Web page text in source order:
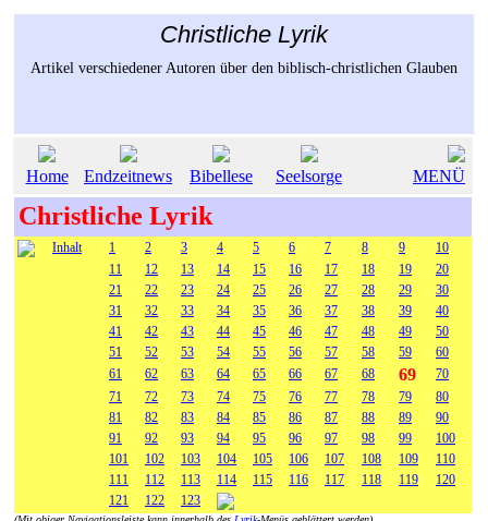
Christliche Lyrik
Artikel verschiedener Autoren über den biblisch-christlichen Glauben
Home Endzeitnews Bibellese Seelsorge MENÜ
Christliche Lyrik
Inhalt 1 2 3 4 5 6 7 8 9
10
11
12 13 14 15 16 17 18 19
20
21
22 23 24 25 26 27 28 29
30
31
32 33 34 35 36 37 38 39
40
41
42 43 44 45 46 47 48 49
50
51
52 53 54 55 56 57 58 59
60
61
62 63 64 65 66 67 68 69
70
71
72 73 74 75 76 77 78 79
80
81
82 83 84 85 86 87 88 89
90
91
92 93 94 95 96 97 98 99
100
101
102 103 104 105 106 107 108 109
110
111
112 113 114 115 116 117 118 119
120
121
122 123